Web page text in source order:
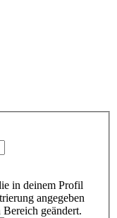
in deinem Profil
angegeben
geändert.